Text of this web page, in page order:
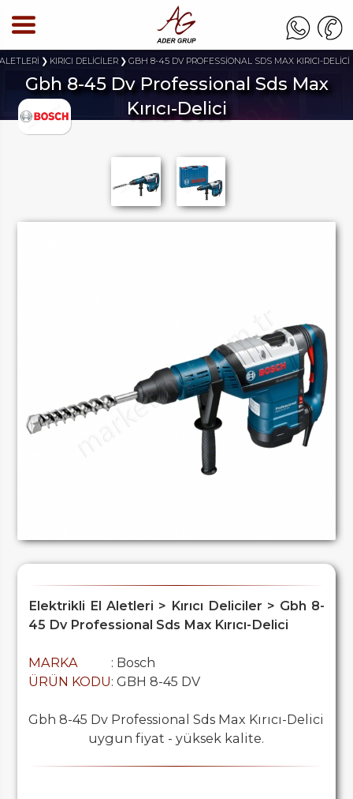
KIRICI DELİCİLER GBH 8-45 DV PROFESSİONAL SDS MAX KIRICI-DELİCİ
Gbh 8-45 Dv Professional Sds Max
Kırıcı-Delici
Elektrikli El Aletleri > Kırıcı Deliciler > Gbh 8-
45 Dv Professional Sds Max Kırıcı-Delici
MARKA
: Bosch
ÜRÜN KODU: GBH 8-45 DV
Gbh 8-45 Dv Professional Sds Max Kırıcı-Delici
uygun fiyat - yüksek kalite.